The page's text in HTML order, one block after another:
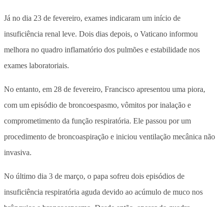
Já no dia 23 de fevereiro, exames indicaram um início de
insuficiência renal leve. Dois dias depois, o Vaticano informou
melhora no quadro inflamatório dos pulmões e estabilidade nos
exames laboratoriais.
No entanto, em 28 de fevereiro, Francisco apresentou uma piora,
com um episódio de broncoespasmo, vômitos por inalação e
comprometimento da função respiratória. Ele passou por um
procedimento de broncoaspiração e iniciou ventilação mecânica não
invasiva.
No último dia 3 de março, o papa sofreu dois episódios de
insuficiência respiratória aguda devido ao acúmulo de muco nos